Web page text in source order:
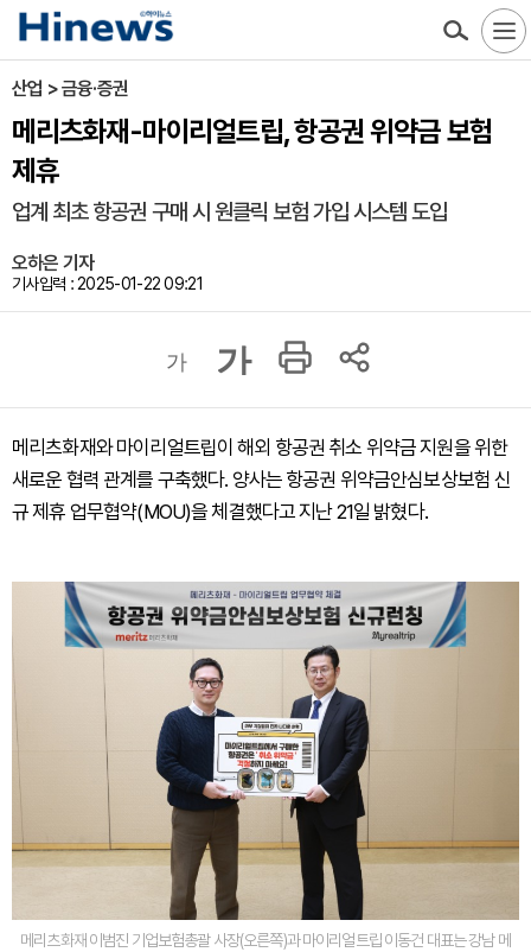
산업 > 금융·증권
메리츠화재-마이리얼트립, 항공권 위약금 보험
제휴
업계 최초 항공권 구매 시 원클릭 보험 가입 시스템 도입
오하은 기자
기사입력 : 2025-01-22 09:21
가 가
메리츠화재와 마이리얼트립이 해외 항공권 취소 위약금 지원을 위한
새로운 협력 관계를 구축했다. 양사는 항공권 위약금안심보상보험 신
규 제휴 업무협약(MOU)을 체결했다고 지난 21일 밝혔다.
메리츠화재 이범진 기업보험총괄 사장(오른쪽)과 마이리얼트립 이동건 대표는 강남 메